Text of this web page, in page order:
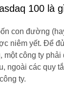
100 là
con đường
niêm yết. Để
một công ty
ngoài các quy
ty.